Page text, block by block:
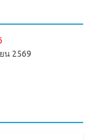
น 2569